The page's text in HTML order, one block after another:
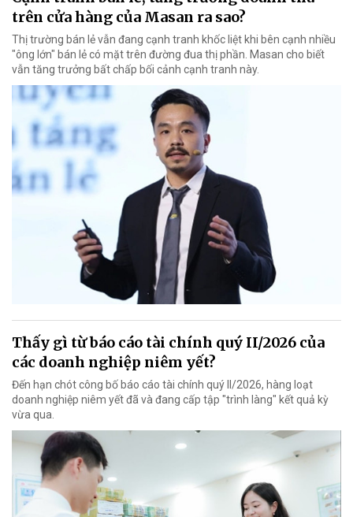
trên cửa hàng của Masan ra sao?
Thị trường bán lẻ vẫn đang cạnh tranh khốc liệt khi bên cạnh nhiều
"ông lớn" bán lẻ có mặt trên đường đua thị phần. Masan cho biết
vẫn tăng trưởng bất chấp bối cảnh cạnh tranh này.
Thấy gì từ báo cáo tài chính quý II/2026 của
các doanh nghiệp niêm yết?
Đến hạn chót công bố báo cáo tài chính quý II/2026, hàng loạt
doanh nghiệp niêm yết đã và đang cấp tập "trình làng" kết quả kỳ
vừa qua.